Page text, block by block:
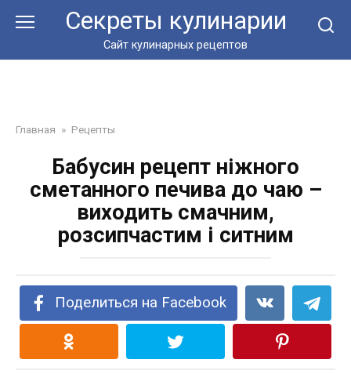
Секреты кулинарии
Сайт кулинарных рецептов
Главная » Рецепты
Бабусин рецепт ніжного
сметанного печива до чаю –
виходить смачним,
розсипчастим і ситним
Поделиться на Facebook